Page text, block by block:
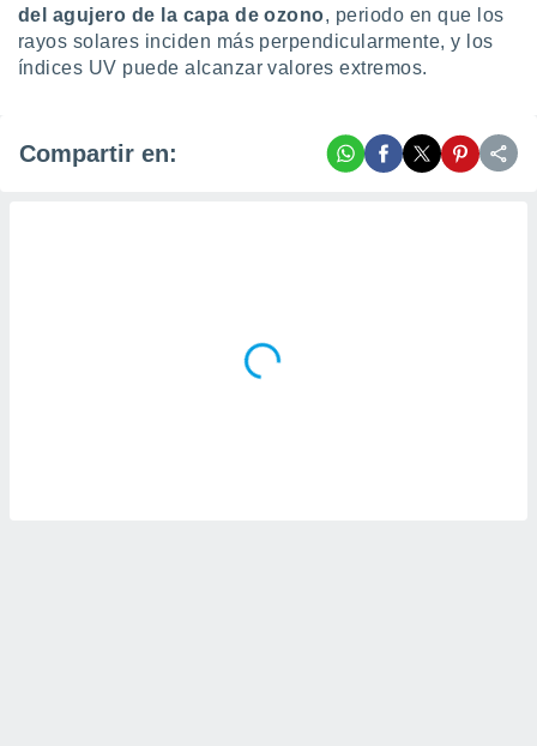
del agujero de la capa de ozono, periodo en que los
rayos solares inciden más perpendicularmente, y los
índices UV puede alcanzar valores extremos.
Compartir en: